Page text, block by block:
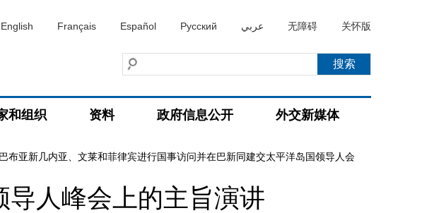
English Français Español Русский عربي 无障碍 关怀版
和组织 资料 政府信息公开 外交新媒体
布亚新几内亚、文莱和菲律宾进行国事访问并在巴新同建交太平洋岛国领导人会
人峰会上的主旨演讲